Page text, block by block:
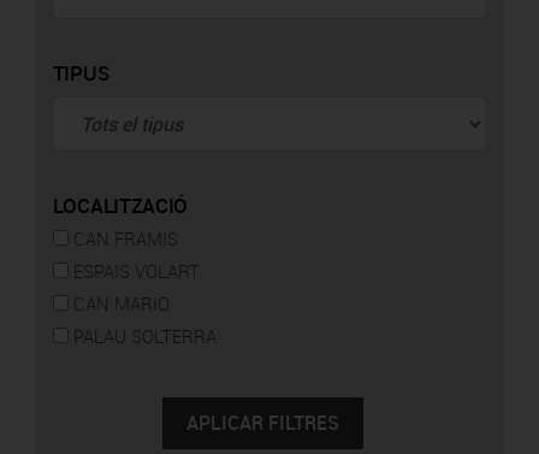
TIPUS
LOCALITZACIÓ
CAN FRAMIS
ESPAIS VOLART
CAN MARIO
PALAU SOLTERRA